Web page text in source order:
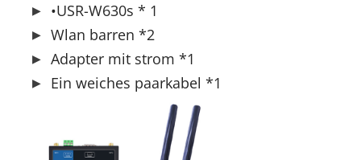
•USR-W630s * 1
Wlan barren *2
Adapter mit strom *1
Ein weiches paarkabel *1